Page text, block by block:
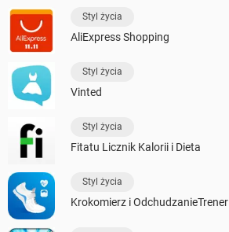
Styl życia
AliExpress Shopping
Styl życia
Vinted
Styl życia
Fitatu Licznik Kalorii i Dieta
Styl życia
Krokomierz i OdchudzanieTrener